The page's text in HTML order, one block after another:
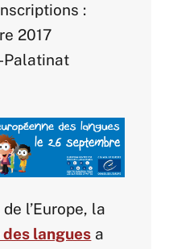
:
2017
Palatinat
l’Europe, la
langues a